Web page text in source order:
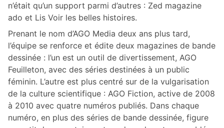
n’était qu’un support parmi d’autres : Zed magazine
ado et Lis Voir les belles histoires.
Prenant le nom d’AGO Media deux ans plus tard,
l’équipe se renforce et édite deux magazines de bande
dessinée : l’un est un outil de divertissement, AGO
Feuilleton, avec des séries destinées à un public
féminin. L’autre est plus centré sur de la vulgarisation
de la culture scientifique : AGO Fiction, active de 2008
à 2010 avec quatre numéros publiés. Dans chaque
numéro, en plus des séries de bande dessinée, figure